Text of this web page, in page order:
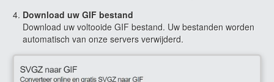
Download uw GIF bestand
Download uw voltooide GIF bestand. Uw bestanden worden
automatisch van onze servers verwijderd.